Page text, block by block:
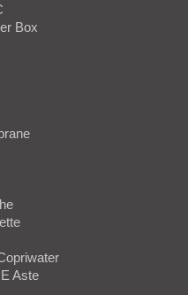
Box
Aste